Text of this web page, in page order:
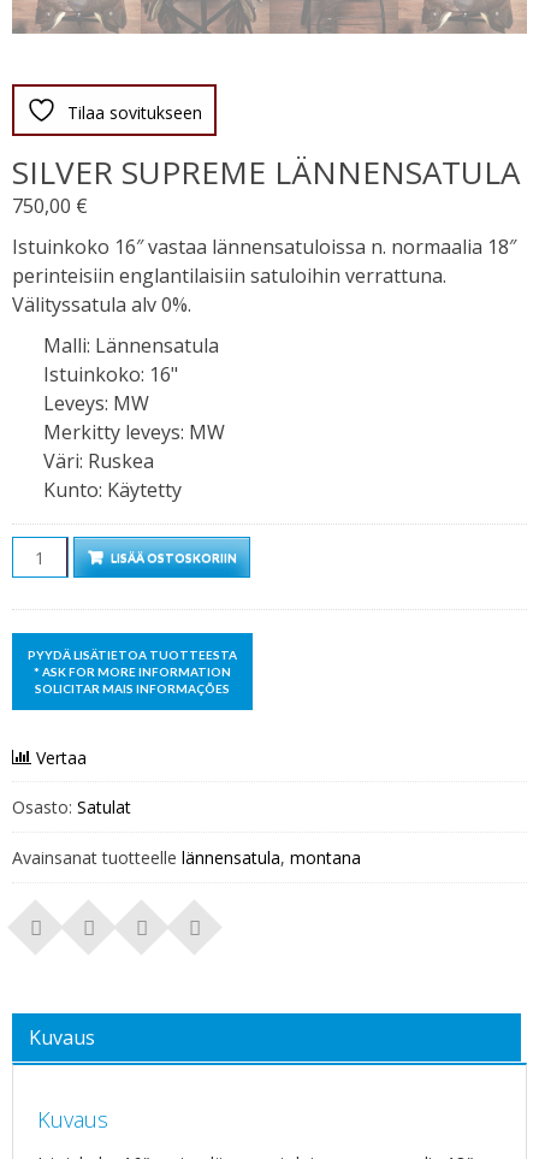
Tilaa sovitukseen
SILVER SUPREME LÄNNENSATULA
750,00 €
Istuinkoko 16″ vastaa lännensatuloissa n. normaalia 18″
perinteisiin englantilaisiin satuloihin verrattuna.
Välityssatula alv 0%.
Malli: Lännensatula
Istuinkoko: 16"
Leveys: MW
Merkitty leveys: MW
Väri: Ruskea
Kunto: Käytetty
Määrä LISÄÄ OSTOSKORIIN
Vertaa
Osasto: Satulat
Avainsanat tuotteelle lännensatula, montana
Kuvaus
Kuvaus